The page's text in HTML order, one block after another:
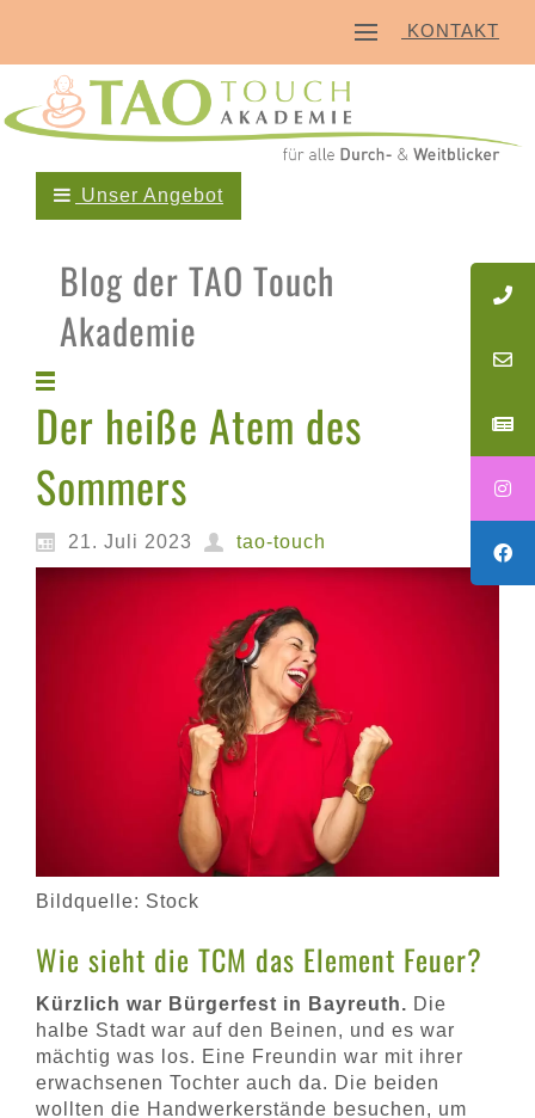
KONTAKT
Unser Angebot
Blog der TAO Touch
Akademie
Der heiße Atem des
Sommers
21. Juli 2023 tao-touch
Bildquelle: Stock
Wie sieht die TCM das Element Feuer?
Kürzlich war Bürgerfest in Bayreuth. Die
halbe Stadt war auf den Beinen, und es war
mächtig was los. Eine Freundin war mit ihrer
erwachsenen Tochter auch da. Die beiden
wollten die Handwerkerstände besuchen, um